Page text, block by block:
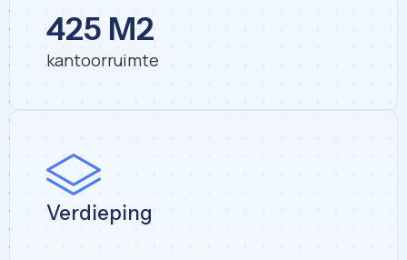
425 M2
kantoorruimte
Verdieping